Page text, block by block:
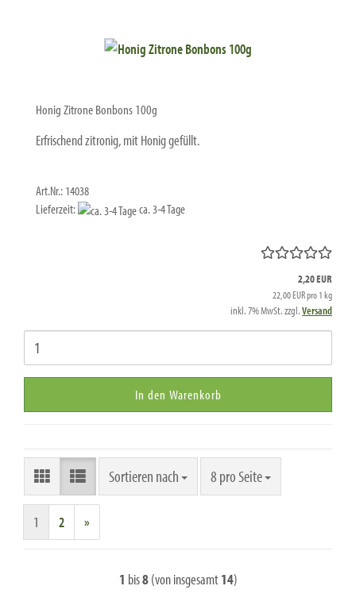
Honig Zitrone Bonbons 100g
Erfrischend zitronig, mit Honig gefüllt.
Art.Nr.: 14038
Lieferzeit:
ca. 3-4 Tage
2,20 EUR
22,00 EUR pro 1 kg
inkl. 7% MwSt. zzgl.Versand
In den Warenkorb
Sortieren nach
Sortieren nach 8 pro Seite
pro Seite
1 2 »
1 bis8(von insgesamt14)